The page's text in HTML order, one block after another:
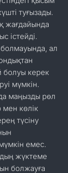
туғызады.
жағдайында
істейді.
ал
болуы керек
мүмкін.
маңызды рөл
көлік
түсіну
емес.
жүктеме
болжауға